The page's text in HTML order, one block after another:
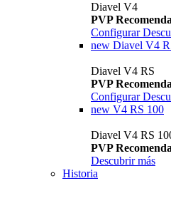
Diavel V4
PVP
Configurar
new Diavel V4
Diavel V4 RS
PVP
Configurar
new V4 RS 100
Diavel V4 RS
PVP
Descubrir más
Historia